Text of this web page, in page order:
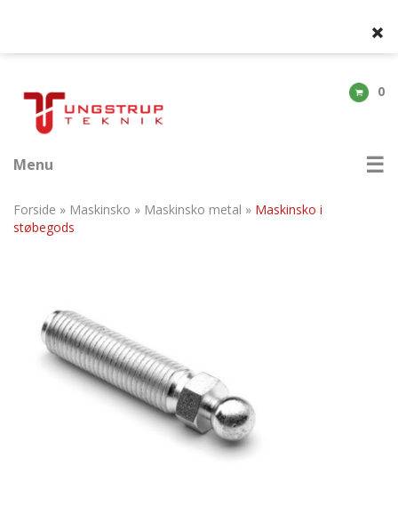
0
Menu
Forside » Maskinsko » Maskinsko metal » Maskinsko i
støbegods